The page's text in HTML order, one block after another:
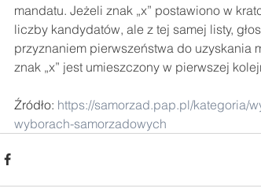
mandatu. Jeżeli znak „x” postawiono w
liczby kandydatów, ale z tej samej listy,
przyznaniem pierwszeństwa do uzyskania
znak „x” jest umieszczony w pierwszej
Źródło: https://samorzad.pap.pl/kategoria/
wyborach-samorzadowych